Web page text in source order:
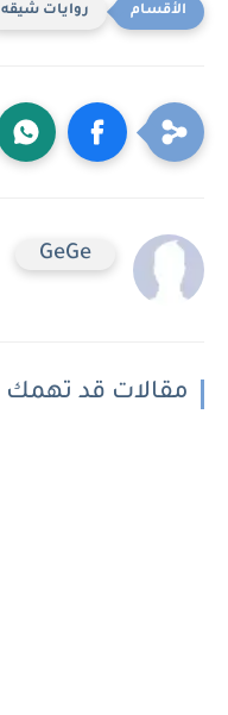
روايات شيقه
GeGe
مقالات قد تهمك